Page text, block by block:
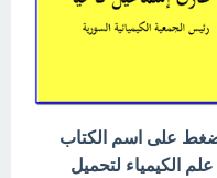
على اسم الكتاب
الكيمياء لتحميل